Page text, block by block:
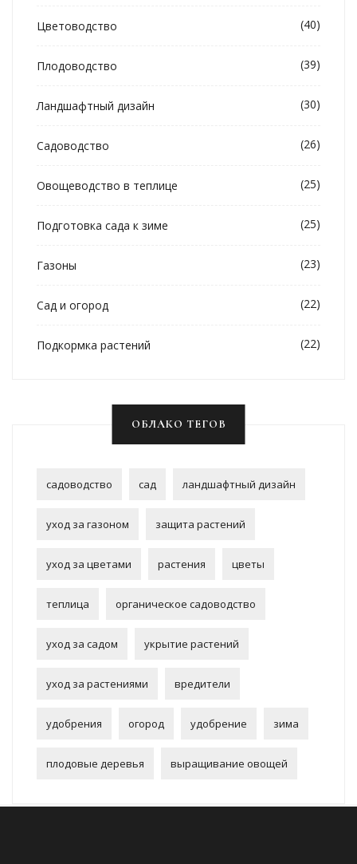
Цветоводство (40)
Плодоводство (39)
Ландшафтный дизайн (30)
Садоводство (26)
Овощеводство в теплице (25)
Подготовка сада к зиме (25)
Газоны (23)
Сад и огород (22)
Подкормка растений (22)
ОБЛАКО ТЕГОВ
садоводство сад ландшафтный дизайн
уход за газоном защита растений
уход за цветами растения цветы
теплица органическое садоводство
уход за садом укрытие растений
уход за растениями вредители
удобрения огород удобрение зима
плодовые деревья выращивание овощей